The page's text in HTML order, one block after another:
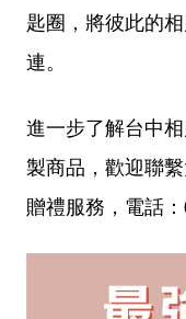
匙圈，將彼此的
連。
進一步了解台中
製商品，歡迎聯
贈禮服務，電話：